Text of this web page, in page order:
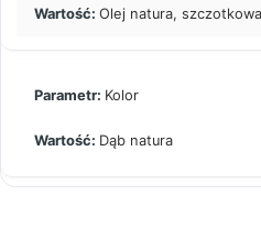
Olej natura,
Kolor
Dąb natura